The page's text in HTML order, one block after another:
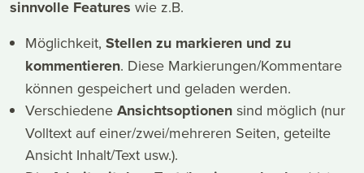
sinnvolle Features wie z.B.
Möglichkeit,Stellen zu markieren und zu
kommentieren. Diese Markierungen/Kommentare
können gespeichert und geladen werden.
VerschiedeneAnsichtsoptionen sind möglich (nur
Volltext auf einer/zwei/mehreren Seiten, geteilte
Ansicht Inhalt/Text usw.).